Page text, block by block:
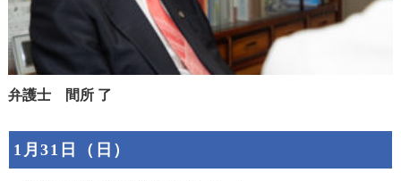
弁護士 間所 了
1月31日（日）